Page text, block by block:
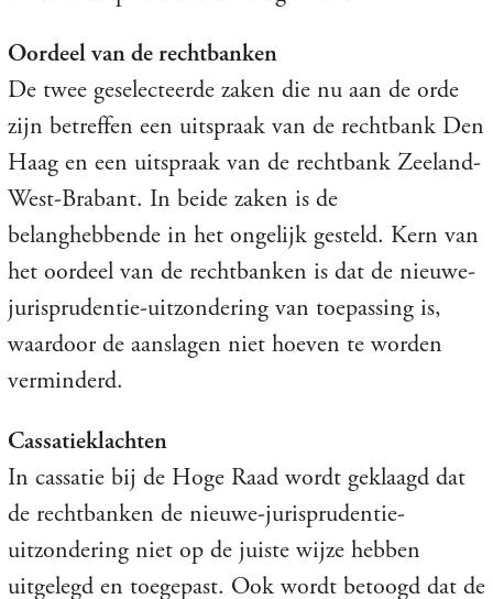
Oordeel van de rechtbanken
De twee geselecteerde zaken die nu aan de orde
zijn betreffen een uitspraak van de rechtbank Den
Haag en een uitspraak van de rechtbank Zeeland-
West-Brabant. In beide zaken is de
belanghebbende in het ongelijk gesteld. Kern van
het oordeel van de rechtbanken is dat de nieuwe-
jurisprudentie-uitzondering van toepassing is,
waardoor de aanslagen niet hoeven te worden
verminderd.
Cassatieklachten
In cassatie bij de Hoge Raad wordt geklaagd dat
de rechtbanken de nieuwe-jurisprudentie-
uitzondering niet op de juiste wijze hebben
uitgelegd en toegepast. Ook wordt betoogd dat de